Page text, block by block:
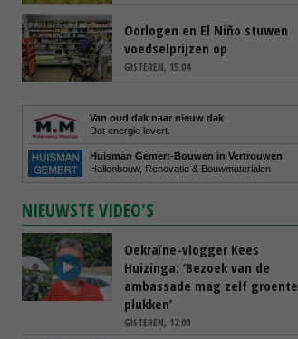
Oorlogen en El Niño stuwen
voedselprijzen op
GISTEREN, 15:04
Van oud dak naar nieuw dak
Dat energie levert.
Huisman Gemert-Bouwen in Vertrouwen
Hallenbouw, Renovatie & Bouwmaterialen
NIEUWSTE VIDEO'S
Oekraïne-vlogger Kees
Huizinga: ‘Bezoek van de
ambassade mag zelf groente
plukken’
GISTEREN, 12:00